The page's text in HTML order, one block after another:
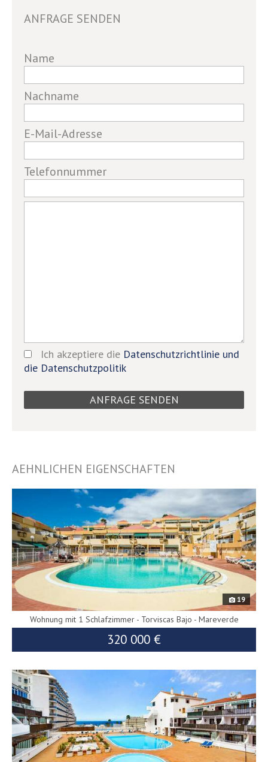
ANFRAGE SENDEN
If
are
a
human,
ignore
field
Name
Nachname
E-Mail-Adresse
Telefonnummer
Ich akzeptiere die Datenschutzrichtlinie und
die Datenschutzpolitik
AEHNLICHEN EIGENSCHAFTEN
19
Wohnung mit 1 Schlafzimmer - Torviscas Bajo - Mareverde
320 000 €